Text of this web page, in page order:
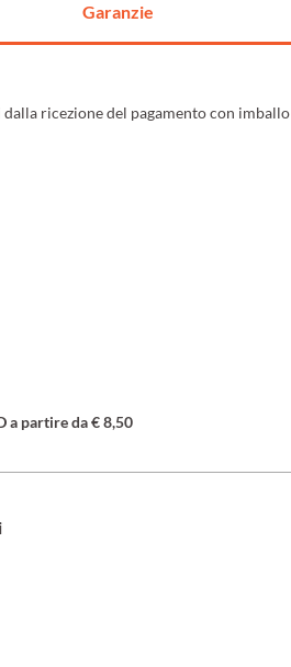
Garanzie
ricezione del pagamento con
a partire da € 8,50